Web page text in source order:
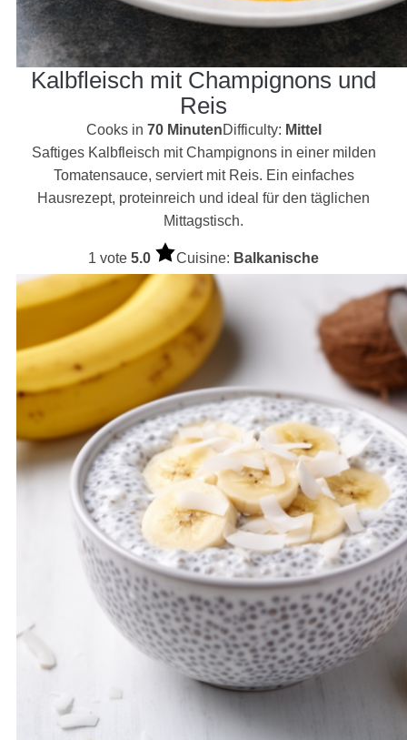
Kalbfleisch mit Champignons und
Reis
Cooks in 70 MinutenDifficulty: Mittel
Saftiges Kalbfleisch mit Champignons in einer milden
Tomatensauce, serviert mit Reis. Ein einfaches
Hausrezept, proteinreich und ideal für den täglichen
Mittagstisch.
1 vote 5.0 Cuisine: Balkanische